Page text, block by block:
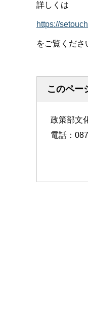
詳しくは
https://
をご覧くださ
このペー
政策部文
電話：